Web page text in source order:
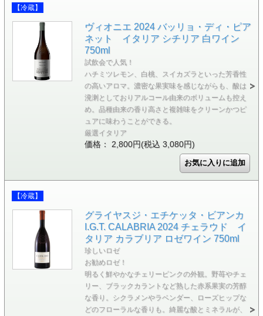
【冷蔵】
ヴィオニエ 2024 バッリョ・ディ・ピア
ネット イタリア シチリア 白ワイン
750ml
試飲会で人気！
ハチミツレモン、白桃、スイカズラといった芳香性
の高いアロマ。濃密な果実味を感じながらも、酸は
溌溂としておりアルコール由来のボリュームも控え
め。品種由来の香り高さと複雑味をクリーンかつピ
ュアに味わうことができる。
厳選イタリア
価格： 2,800円(税込 3,080円)
【冷蔵】
グライヤスジ・エチケッタ・ビアンカ
I.G.T. CALABRIA 2024 チェラウド イ
タリア カラブリア ロゼワイン 750ml
珍しいロゼ
お勧めロゼ！
明るく鮮やかなチェリーピンクの外観。野苺やチェ
リー、ブラックカラントなど熟した赤系果実の芳醇
な香り。シクラメンやラベンダー、ローズヒップな
どのフローラルな香りも。綺麗な酸とミネラルが、